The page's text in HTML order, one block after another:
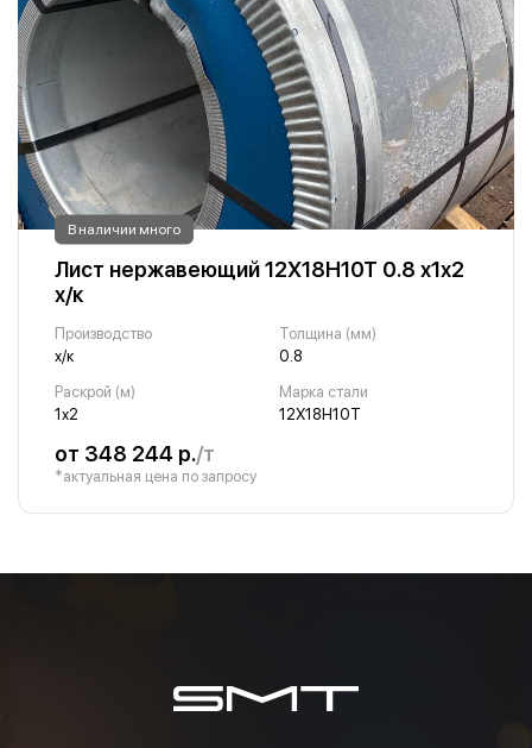
В наличии много
Лист нержавеющий 12Х18Н10Т 0.8 х1х2
х/к
Производство
х/к
Толщина (мм)
0.8
Раскрой (м)
1х2
Марка стали
12Х18Н10Т
от 348 244 р./т
*актуальная цена по запросу